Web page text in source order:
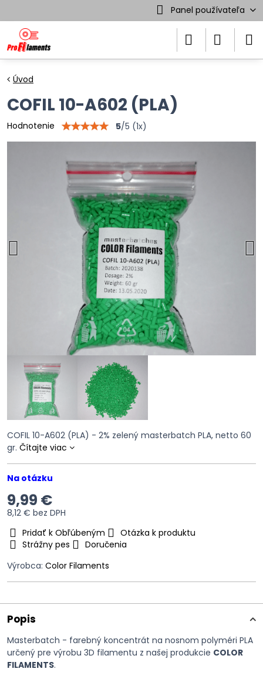
Panel používateľa
Úvod
COFIL 10-A602 (PLA)
Hodnotenie 5/5 (1x)
COFIL 10-A602 (PLA) - 2% zelený masterbatch PLA, netto 60
gr. Čítajte viac
Na otázku
9,99 €
8,12 € bez DPH
Pridať k Obľúbeným
Otázka k produktu
Strážny pes
Doručenia
Výrobca: Color Filaments
Popis
Masterbatch - farebný koncentrát na nosnom polyméri PLA
určený pre výrobu 3D filamentu z našej produkcie COLOR
FILAMENTS.